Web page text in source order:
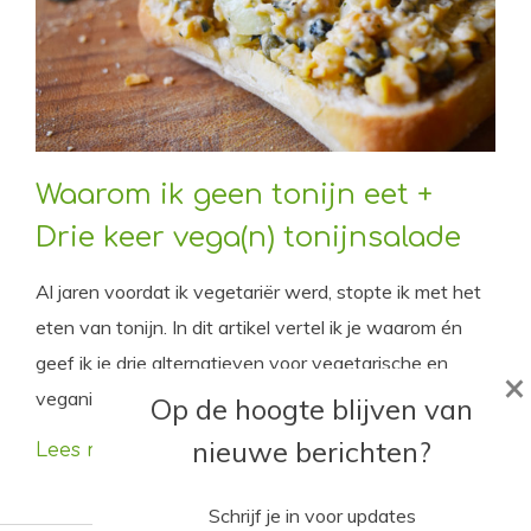
Waarom ik geen tonijn eet +
Drie keer vega(n) tonijnsalade
Al jaren voordat ik vegetariër werd, stopte ik met het
eten van tonijn. In dit artikel vertel ik je waarom én
geef ik je drie alternatieven voor vegetarische en
veganistische tonijnsalade.
Lees meer
Op de hoogte blijven van
nieuwe berichten?
Schrijf je in voor updates
×